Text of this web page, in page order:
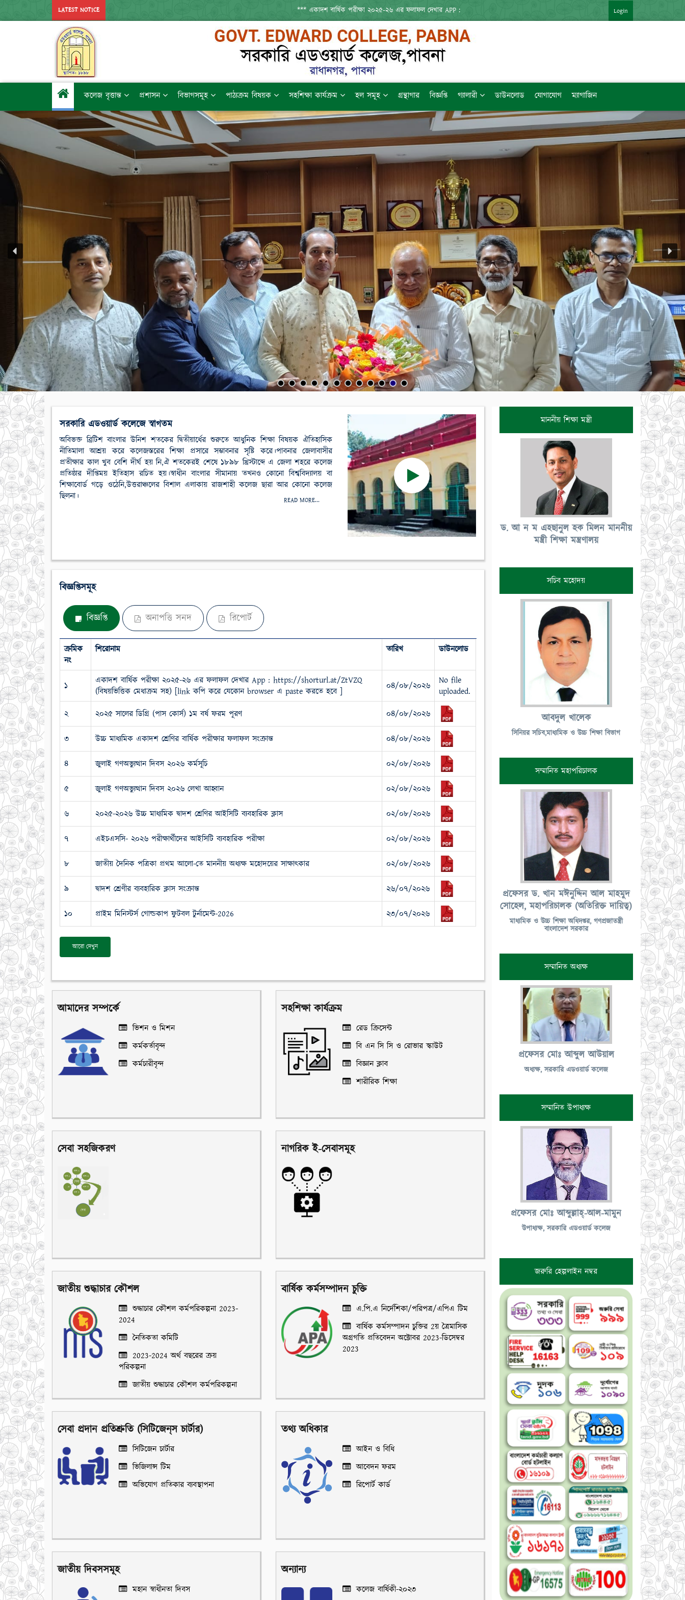
LATEST NOTICE *** একাদশ বার্ষিক পরীক্ষা ২০২৫-২৬ এর ফলাফল দেখার APP : HTTPS://SHORTURL.AT/ZTVZQ (বিষয়ভিত্তিক মেধাক্রম সহ)   [LINK কপি করে যেকোন
Login
কলেজ বৃত্তান্ত প্রশাসন বিভাগসমূহ পাঠ্যক্রম বিষয়ক সহশিক্ষা কার্যক্রম হল সমূহ গ্রন্থাগার বিজ্ঞপ্তি গ্যালারী ডাউনলোড যোগাযোগ ম্যাগাজিন
মাননীয় শিক্ষা মন্ত্রী
ড. আ ন ম এহছানুল হক মিলন মাননীয়
মন্ত্রী শিক্ষা মন্ত্রণালয়
সচিব মহোদয়
আবদুল খালেক
সিনিয়র সচিব,মাধ্যমিক ও উচ্চ শিক্ষা বিভাগ
সম্মানিত মহাপরিচালক
প্রফেসর ড. খান মঈনুদ্দিন আল মাহমুদ
সোহেল, মহাপরিচালক (অতিরিক্ত দায়িত্ব)
মাধ্যমিক ও উচ্চ শিক্ষা অধিদপ্তর, গণপ্রজাতন্ত্রী
বাংলাদেশ সরকার
সম্মানিত অধ্যক্ষ
প্রফেসর মোঃ আব্দুল আউয়াল
অধ্যক্ষ, সরকারি এডওয়ার্ড কলেজ
সম্মানিত উপাধ্যক্ষ
প্রফেসর মোঃ আব্দুল্লাহ্-আল-মামুন
উপাধ্যক্ষ, সরকারি এডওয়ার্ড কলেজ
জরুরি হেল্পলাইন নম্বর
সরকারি এডওয়ার্ড কলেজে স্বাগতম
অবিভক্ত ব্রিটিশ বাংলার উনিশ শতকের দ্বিতীয়ার্ধের শুরুতে আধুনিক শিক্ষা বিষয়ক ঐতিহাসিক
নীতিমালা আশ্রয় করে কলেজস্তরের শিক্ষা প্রসারে সম্ভাবনার সৃষ্টি করে।পাবনার জেলাবাসীর
প্রতীক্ষার কাল খুব বেশি দীর্ঘ হয় নি,ঐ শতকেরই শেষে ১৮৯৮ খ্রিস্টাব্দে এ জেলা শহরে কলেজ
প্রতিষ্ঠার দীপ্তিময় ইতিহাস রচিত হয়।স্বাধীন বাংলার সীমানায় তখনও কোনো বিশ্ববিদ্যালয় বা
শিক্ষাবোর্ড গড়ে ওঠেনি,উত্তরাঞ্চলের বিশাল এলাকায় রাজশাহী কলেজ ছারা আর কোনো কলেজ
ছিলনা।
READ MORE...
বিজ্ঞপ্তিসমূহ
বিজ্ঞপ্তি অনাপত্তি সনদ রিপোর্ট
ক্রমিক
নং
শিরোনাম তারিখ ডাউনলোড
১
একাদশ বার্ষিক পরীক্ষা ২০২৫-২৬ এর ফলাফল দেখার App : https://shorturl.at/ZtVZQ
(বিষয়ভিত্তিক মেধাক্রম সহ) [link কপি করে যেকোন browser এ paste করতে হবে ]
০৪/০৮/২০২৬
No file
uploaded.
২
২০২৫ সালের ডিগ্রি (পাস কোর্স) ১ম বর্ষ ফরম পূরণ ০৪/০৮/২০২৬
৩ উচ্চ মাধ্যমিক একাদশ শ্রেণির বার্ষিক পরীক্ষার ফলাফল সংক্রান্ত ০৪/০৮/২০২৬
৪ জুলাই গণঅভ্যুত্থান দিবস ২০২৬ কর্মসূচি ০২/০৮/২০২৬
৫ জুলাই গণঅভ্যুত্থান দিবস ২০২৬ লেখা আহ্বান ০২/০৮/২০২৬
৬ ২০২৫-২০২৬ উচ্চ মাধ্যমিক দ্বাদশ শ্রেণির আইসিটি ব্যবহারিক ক্লাস ০২/০৮/২০২৬
৭ এইচএসসি- ২০২৬ পরীক্ষার্থীদের আইসিটি ব্যবহারিক পরীক্ষা ০২/০৮/২০২৬
৮ জাতীয় দৈনিক পত্রিকা প্রথম আলো-তে মাননীয় অধ্যক্ষ মহোদয়ের সাক্ষাৎকার ০২/০৮/২০২৬
৯ দ্বাদশ শ্রেণীর ব্যবহারিক ক্লাস সংক্রান্ত ২৬/০৭/২০২৬
১০ প্রাইম মিনিস্টর্স গোল্ডকাপ ফুটবল টুর্নামেন্ট-2026 ২৩/০৭/২০২৬
আরো দেখুন
আমাদের সম্পর্কে
ভিশন ও মিশন
কর্মকর্তাবৃন্দ
কর্মচারীবৃন্দ
সহশিক্ষা কার্যক্রম
রেড ক্রিসেন্ট
বি এন সি সি ও রোভার স্কাউট
বিজ্ঞান ক্লাব
শারীরিক শিক্ষা
সেবা সহজিকরণ নাগরিক ই-সেবাসমূহ
জাতীয় শুদ্ধাচার কৌশল
শুদ্ধাচার কৌশল কর্মপরিকল্পনা 2023-
2024
নৈতিকতা কমিটি
2023-2024 অর্থ বছরের ক্রয়
পরিকল্পনা
জাতীয় শুদ্ধাচার কৌশল কর্মপরিকল্পনা
বার্ষিক কর্মসম্পাদন চুক্তি
এ.পি.এ নির্দেশিকা/পরিপত্র/এপিএ টিম
বার্ষিক কর্মসম্পাদন চুক্তির 2য় ত্রৈমাসিক
অগ্রগতি প্রতিবেদন অক্টোবর 2023-ডিসেম্বর
2023
সেবা প্রদান প্রতিশ্রুতি (সিটিজেন্‌স চার্টার)
সিটিজেন চার্টার
ভিজিলান্স টিম
অভিযোগ প্রতিকার ব্যবস্থাপনা
তথ্য অধিকার
আইন ও বিধি
আবেদন ফরম
রিপোর্ট কার্ড
জাতীয় দিবসসমূহ
মহান স্বাধীনতা দিবস
অন্যান্য
কলেজ বার্ষিকী-২০২৩